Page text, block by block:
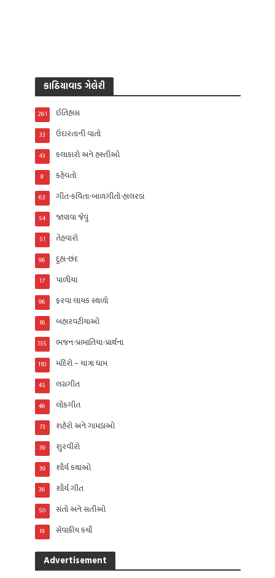
કાઠિયાવાડ ગેલેરી
ઈતિહાસ
261
ઉદારતાની વાતો
33
કલાકારો અને હસ્તીઓ
43
કહેવતો
8
ગીત-કવિતા-બાળગીતો-હાલરડાં
63
જાણવા જેવું
54
તેહવારો
51
દુહા-છંદ
96
પાળીયા
17
ફરવા લાયક સ્થળો
96
બહારવટીયાઓ
16
ભજન-પ્રભાતિયા-પ્રાર્થના
135
મંદિરો – યાત્રા ધામ
110
લગ્નગીત
45
લોકગીત
46
શહેરો અને ગામડાઓ
73
શુરવીરો
39
શૌર્ય કથાઓ
39
શૌર્ય ગીત
36
સંતો અને સતીઓ
50
સેવાકીય કર્યો
19
Advertisement